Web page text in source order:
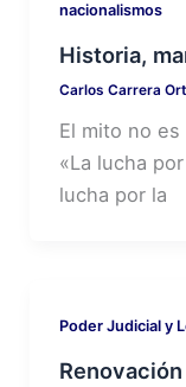
nacionalismos
Historia,
Carlos Carrera
El mito no
«La lucha
lucha por la
Poder Judicial y